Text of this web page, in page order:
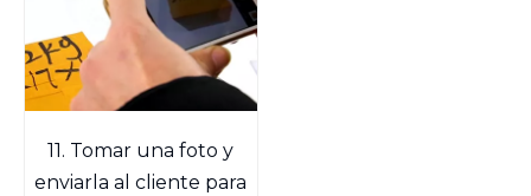
11. Tomar una foto y
enviarla al cliente para